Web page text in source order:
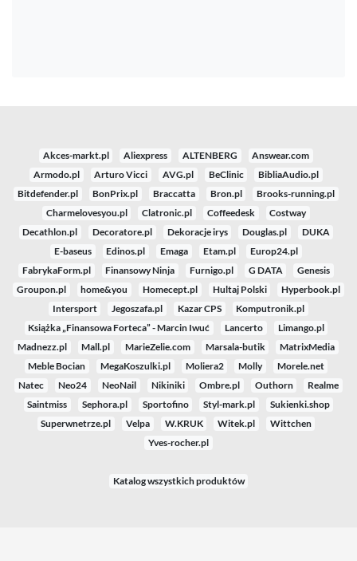
Akces-markt.pl Aliexpress ALTENBERG
Answear.com
Armodo.pl
Arturo Vicci AVG.pl BeClinic
BibliaAudio.pl
Bitdefender.pl
BonPrix.pl Braccatta Bron.pl
Brooks-running.pl
Charmelovesyou.pl
Clatronic.pl Coffeedesk
Costway
Decathlon.pl
Decoratore.pl Dekoracje irys Douglas.pl
DUKA
E-baseus
Edinos.pl Emaga Etam.pl
Europ24.pl
FabrykaForm.pl
Finansowy Ninja Furnigo.pl G DATA
Genesis
Groupon.pl
home&you Homecept.pl Hultaj Polski
Hyperbook.pl
Intersport
Jegoszafa.pl Kazar CPS
Komputronik.pl
Książka „Finansowa Forteca” - Marcin Iwuć
Lancerto
Limango.pl
Madnezz.pl
Mall.pl MarieZelie.com Marsala-butik
MatrixMedia
Meble Bocian
MegaKoszulki.pl Moliera2 Molly
Morele.net
Natec
Neo24 NeoNail Nikiniki Ombre.pl Outhorn
Realme
Saintmiss
Sephora.pl Sportofino Styl-mark.pl
Sukienki.shop
Superwnetrze.pl
Velpa W.KRUK Witek.pl
Wittchen
Yves-rocher.pl
Katalog wszystkich produktów